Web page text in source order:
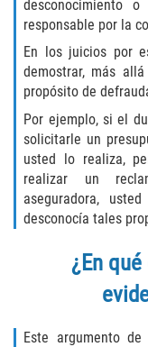
Sex Crimes
Rape
Lewd
desconocimiento
responsable por la
En los juicios por
demostrar, más
propósito de
Por ejemplo, si el
solicitarle un
usted lo realiza,
realizar un
aseguradora,
desconocía tales
¿En
Este argumento